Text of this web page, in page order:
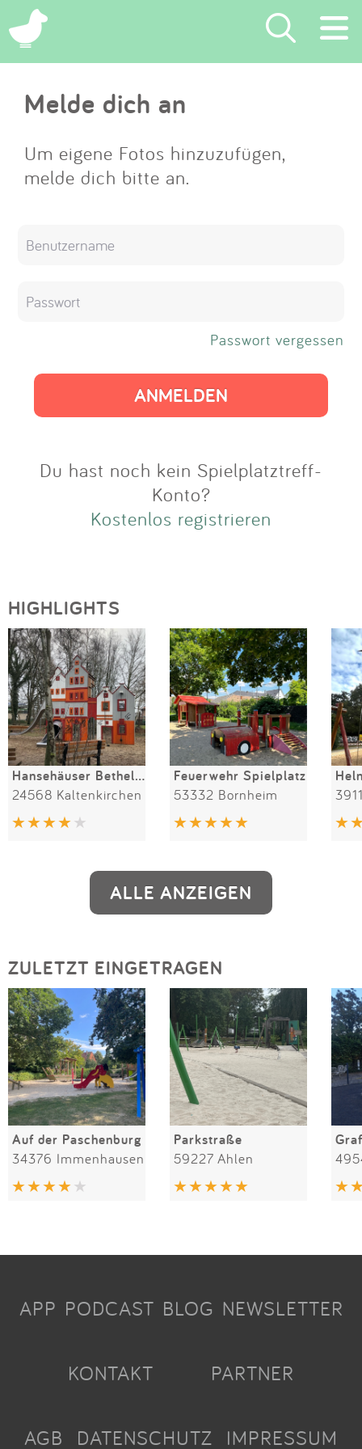
×
Suchen
Eintragen
App
Melde dich an
Um eigene Fotos hinzuzufügen,
melde dich bitte an.
Passwort vergessen
Du hast noch kein Spielplatztreff-
Konto?
Kostenlos registrieren
HIGHLIGHTS
Hansehäuser Bethelweg
24568 Kaltenkirchen
Feuerwehr Spielplatz
53332 Bornheim
ALLE ANZEIGEN
ZULETZT EINGETRAGEN
Auf der Paschenburg
34376 Immenhausen
Parkstraße
59227 Ahlen
APP PODCAST BLOG NEWSLETTER
KONTAKT PARTNER
AGB DATENSCHUTZ IMPRESSUM